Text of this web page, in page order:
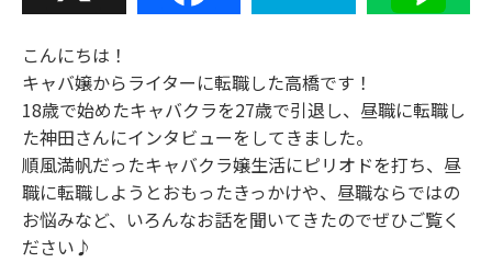
こんにちは！
キャバ嬢からライターに転職した高橋です！
18歳で始めたキャバクラを27歳で引退し、昼職に転職し
た神田さんにインタビューをしてきました。
順風満帆だったキャバクラ嬢生活にピリオドを打ち、昼
職に転職しようとおもったきっかけや、昼職ならではの
お悩みなど、いろんなお話を聞いてきたのでぜひご覧く
ださい♪